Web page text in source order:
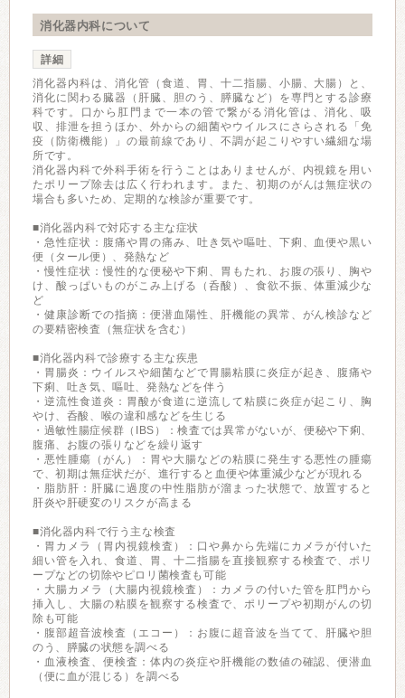
消化器内科について
詳細
消化器内科は、消化管（食道、胃、十二指腸、小腸、大腸）と、
消化に関わる臓器（肝臓、胆のう、膵臓など）を専門とする診療
科です。口から肛門まで一本の管で繋がる消化管は、消化、吸
収、排泄を担うほか、外からの細菌やウイルスにさらされる「免
疫（防衛機能）」の最前線であり、不調が起こりやすい繊細な場
所です。
消化器内科で外科手術を行うことはありませんが、内視鏡を用い
たポリープ除去は広く行われます。また、初期のがんは無症状の
場合も多いため、定期的な検診が重要です。
■消化器内科で対応する主な症状
・急性症状：腹痛や胃の痛み、吐き気や嘔吐、下痢、血便や黒い
便（タール便）、発熱など
・慢性症状：慢性的な便秘や下痢、胃もたれ、お腹の張り、胸や
け、酸っぱいものがこみ上げる（呑酸）、食欲不振、体重減少な
ど
・健康診断での指摘：便潜血陽性、肝機能の異常、がん検診など
の要精密検査（無症状を含む）
■消化器内科で診療する主な疾患
・胃腸炎：ウイルスや細菌などで胃腸粘膜に炎症が起き、腹痛や
下痢、吐き気、嘔吐、発熱などを伴う
・逆流性食道炎：胃酸が食道に逆流して粘膜に炎症が起こり、胸
やけ、呑酸、喉の違和感などを生じる
・過敏性腸症候群（IBS）：検査では異常がないが、便秘や下痢、
腹痛、お腹の張りなどを繰り返す
・悪性腫瘍（がん）：胃や大腸などの粘膜に発生する悪性の腫瘍
で、初期は無症状だが、進行すると血便や体重減少などが現れる
・脂肪肝：肝臓に過度の中性脂肪が溜まった状態で、放置すると
肝炎や肝硬変のリスクが高まる
■消化器内科で行う主な検査
・胃カメラ（胃内視鏡検査）：口や鼻から先端にカメラが付いた
細い管を入れ、食道、胃、十二指腸を直接観察する検査で、ポリ
ープなどの切除やピロリ菌検査も可能
・大腸カメラ（大腸内視鏡検査）：カメラの付いた管を肛門から
挿入し、大腸の粘膜を観察する検査で、ポリープや初期がんの切
除も可能
・腹部超音波検査（エコー）：お腹に超音波を当てて、肝臓や胆
のう、膵臓の状態を調べる
・血液検査、便検査：体内の炎症や肝機能の数値の確認、便潜血
（便に血が混じる）を調べる